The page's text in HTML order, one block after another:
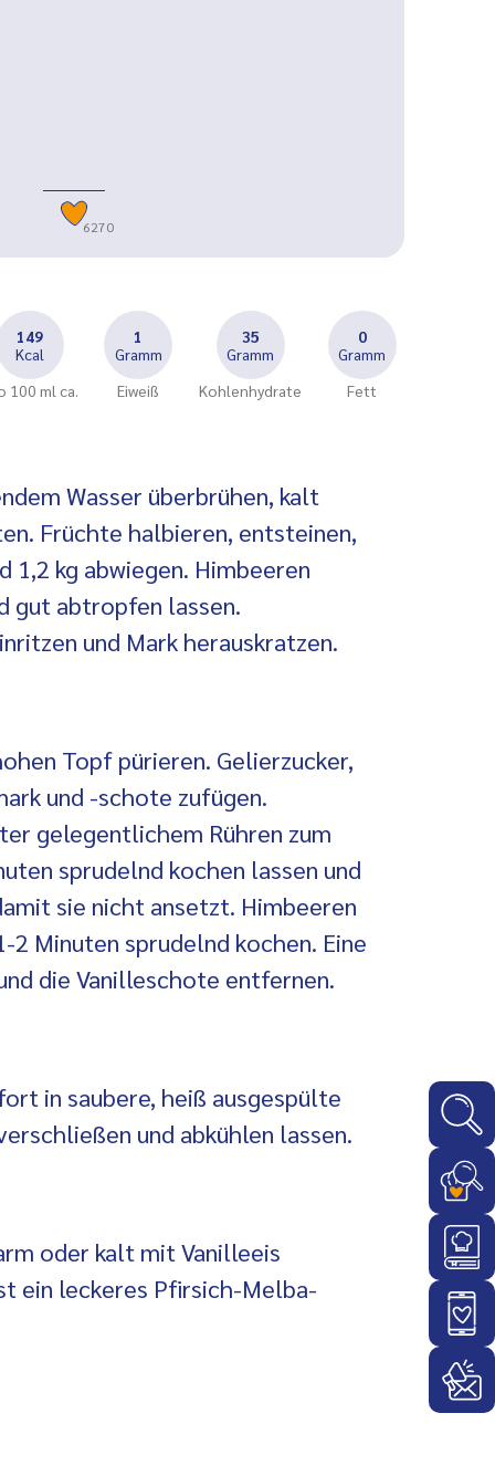
6270
149
Kcal
100 ml ca.
1
Gramm
Eiweiß
35
Gramm
Kohlenhydrate
0
Gramm
Fett
Wasser überbrühen, kalt
Früchte halbieren, entsteinen,
1,2 kg abwiegen. Himbeeren
gut abtropfen lassen.
und Mark herauskratzen.
Topf pürieren. Gelierzucker,
und -schote zufügen.
gelegentlichem Rühren zum
sprudelnd kochen lassen und
sie nicht ansetzt. Himbeeren
2 Minuten sprudelnd kochen. Eine
die Vanilleschote entfernen.
in saubere, heiß ausgespülte
und abkühlen lassen.
oder kalt mit Vanilleeis
ein leckeres Pfirsich-Melba-